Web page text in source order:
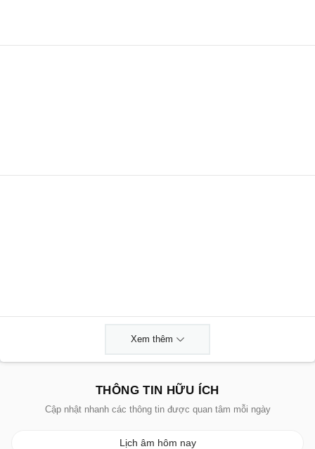
Xem thêm
THÔNG TIN HỮU ÍCH
Cập nhật nhanh các thông tin được quan tâm mỗi ngày
Lịch âm hôm nay